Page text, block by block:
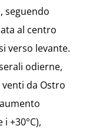
seguendo
al centro
verso levante.
odierne,
da Ostro
+30°C),